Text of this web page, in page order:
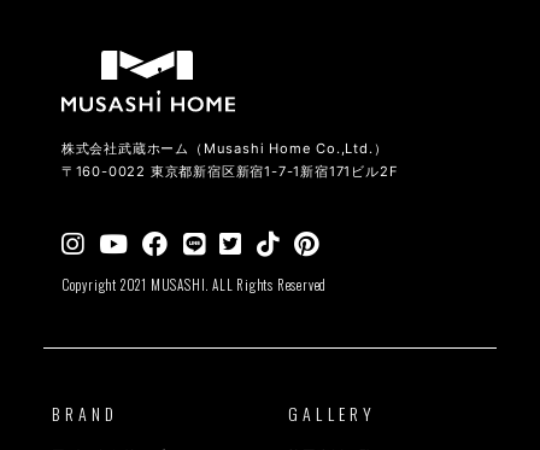
株式会社武蔵ホーム（Musashi Home Co.,Ltd.）
〒160-0022 東京都新宿区新宿1-7-1新宿171ビル2F
Copyright 2021 MUSASHI. ALL Rights Reserved
BRAND GALLERY